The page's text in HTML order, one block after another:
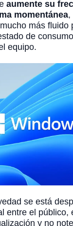
aumente su
momentánea,
más fluido
de
equipo.
se está
entre el público,
y no